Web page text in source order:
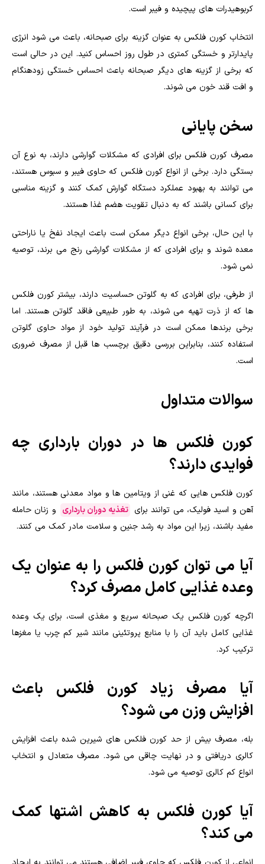
کربوهیدرات های پیچیده و فیبر است.
انتخاب کورن فلکس به عنوان گزینه برای صبحانه، باعث می شود انرژی
پایدارتر و خستگی کمتری در طول روز احساس کنید. این در حالی است
که برخی از گزینه های دیگر صبحانه باعث احساس خستگی زودهنگام
و افت قند خون می شوند.
سخن پایانی
مصرف کورن فلکس برای افرادی که مشکلات گوارشی دارند، به نوع آن
بستگی دارد. برخی از انواع کورن فلکس که حاوی فیبر و سبوس هستند،
می توانند به بهبود عملکرد دستگاه گوارش کمک کنند و گزینه مناسبی
برای کسانی باشند که به دنبال تقویت هضم غذا هستند.
با این حال، برخی انواع دیگر ممکن است باعث ایجاد نفخ یا ناراحتی
معده شوند و برای افرادی که از مشکلات گوارشی رنج می برند، توصیه
نمی شود.
از طرفی، برای افرادی که به گلوتن حساسیت دارند، بیشتر کورن فلکس
ها که از ذرت تهیه می شوند، به طور طبیعی فاقد گلوتن هستند. اما
برخی برندها ممکن است در فرآیند تولید خود از مواد حاوی گلوتن
استفاده کنند، بنابراین بررسی دقیق برچسب ها قبل از مصرف ضروری
است.
سوالات متداول
کورن فلکس ها در دوران بارداری چه
فوایدی دارند؟
کورن فلکس هایی که غنی از ویتامین ها و مواد معدنی هستند، مانند
آهن و اسید فولیک، می توانند برای تغذیه دوران بارداری و زنان حامله
مفید باشند، زیرا این مواد به رشد جنین و سلامت مادر کمک می کنند.
آیا می توان کورن فلکس را به عنوان یک
وعده غذایی کامل مصرف کرد؟
اگرچه کورن فلکس یک صبحانه سریع و مغذی است، برای یک وعده
غذایی کامل باید آن را با منابع پروتئینی مانند شیر کم چرب یا مغزها
ترکیب کرد.
آیا مصرف زیاد کورن فلکس باعث
افزایش وزن می شود؟
بله، مصرف بیش از حد کورن فلکس های شیرین شده باعث افزایش
کالری دریافتی و در نهایت چاقی می شود. مصرف متعادل و انتخاب
انواع کم کالری توصیه می شود.
آیا کورن فلکس به کاهش اشتها کمک
می کند؟